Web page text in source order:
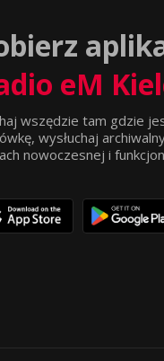
eM
wszędzie tam gdzie
wysłuchaj
nowoczesnej i